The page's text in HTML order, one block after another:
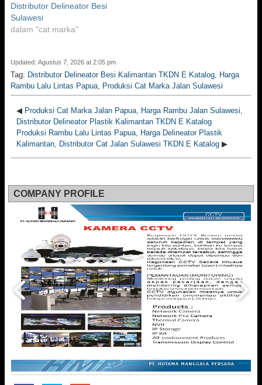
Distributor Delineator Besi
Sulawesi
dalam "cat marka"
Updated: Agustus 7, 2026 at 2:05 pm
Tag: Distributor Delineator Besi Kalimantan TKDN E Katalog, Harga
Rambu Lalu Lintas Papua, Produksi Cat Marka Jalan Sulawesi
◀ Produksi Cat Marka Jalan Papua, Harga Rambu Jalan Sulawesi,
Distributor Delineator Plastik Kalimantan TKDN E Katalog
Produksi Rambu Lalu Lintas Papua, Harga Delineator Plastik
Kalimantan, Distributor Cat Jalan Sulawesi TKDN E Katalog ▶
COMPANY PROFILE